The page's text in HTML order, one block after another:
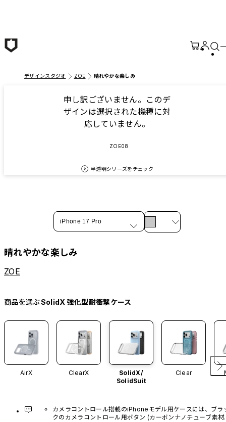
デザインスタジオ ZOE 晴れやかな楽しみ
申し訳ございません。このデ
ザインは選択された機種に対
応していません。
ZOE08
半透明シリーズをチェック
iPhone 17 Pro
晴れやかな楽しみ
ZOE
商品を選ぶSolidX 強化型耐衝撃ケース
AirX ClearX
SolidX/
SolidSuit
Clear
カメラコントロール搭載のiPhoneモデル用ケースには、ブラ
クのカメラコントロール用ボタン (カーボンナノチューブ素材)